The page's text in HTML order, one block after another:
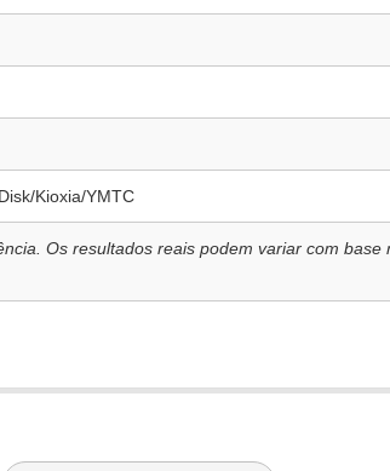
Kioxia/YMTC
Os resultados reais podem variar com